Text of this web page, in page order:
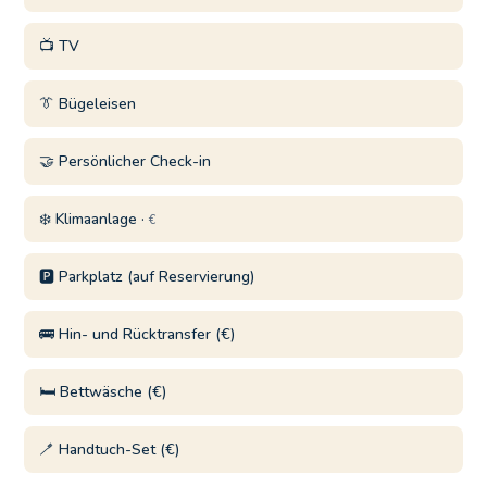
📺 TV
👔 Bügeleisen
🤝 Persönlicher Check-in
❄️ Klimaanlage ·€
🅿️ Parkplatz (auf Reservierung)
🚌 Hin- und Rücktransfer (€)
🛏️ Bettwäsche (€)
🪥 Handtuch-Set (€)